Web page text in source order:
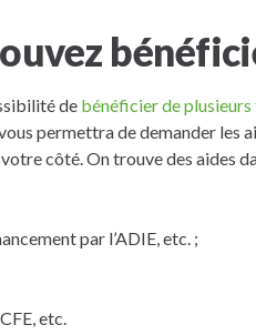
de bénéficier de plusieurs
permettra de demander les
côté. On trouve des aides
par l’ADIE, etc. ;
etc.